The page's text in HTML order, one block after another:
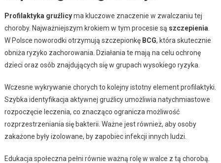
Profilaktyka gruźlicyma kluczowe znaczenie w zwalczaniu tej
choroby. Najważniejszym krokiem w tym procesie są szczepienia
W Polsce noworodki otrzymują szczepionkę BCG, która skutecznie
obniża ryzyko zachorowania. Działania te mają na celu ochronę
dzieci oraz osób znajdujących się w grupach wysokiego ryzyka.
Wczesne wykrywanie chorych to kolejny istotny element profilaktyki.
Szybka identyfikacja aktywnej gruźlicy umożliwia natychmiastowe
rozpoczęcie leczenia, co znacząco ogranicza możliwość
rozprzestrzeniania się bakterii. Ważne jest również, aby osoby
zakażone były izolowane, by zapobiec infekcji innych ludzi.
Edukacja społeczna pełni równie ważną rolę w walce z tą chorobą.